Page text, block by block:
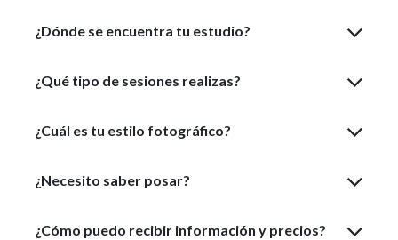
¿Dónde se encuentra tu estudio?
¿Qué tipo de sesiones realizas?
¿Cuál es tu estilo fotográfico?
¿Necesito saber posar?
¿Cómo puedo recibir información y precios?